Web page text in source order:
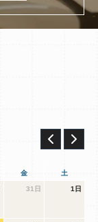
金 土
31日 1日